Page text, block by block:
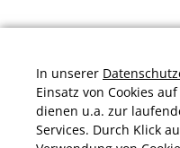
In unserer
Einsatz von Cookies
dienen u.a. zur
Services. Durch Klick